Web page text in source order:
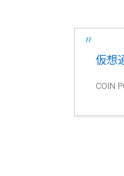
仮想
COIN